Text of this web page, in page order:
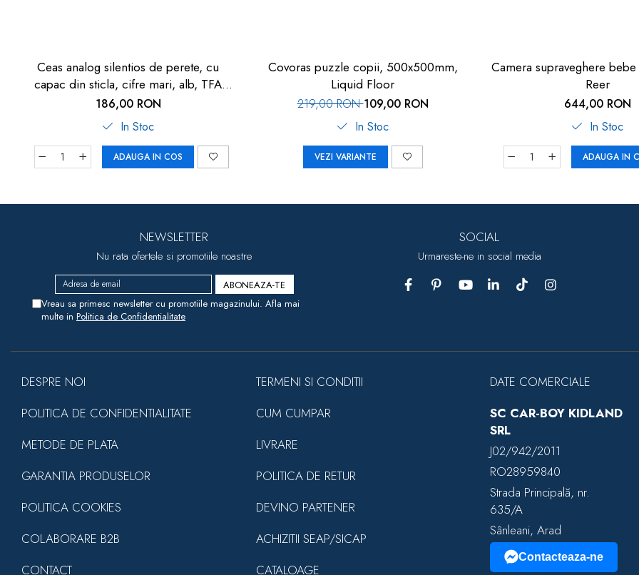
Ceas analog silentios de perete, cu
capac din sticla, cifre mari, alb, TFA
60.3050.02
186,00 RON
In Stoc
ADAUGA IN COS
Covoras puzzle copii, 500x500mm,
Liquid Floor
219,00 RON109,00 RON
In Stoc
VEZI VARIANTE
Camera supraveghere bebe
Reer
644,00 RON
In Stoc
ADAUGA IN
NEWSLETTER
Nu rata ofertele si promotiile noastre
Vreau sa primesc newsletter cu promotiile magazinului. Afla mai
multe in Politica de Confidentialitate
SOCIAL
Urmareste-ne in social media
DESPRE NOI
POLITICA DE CONFIDENTIALITATE
METODE DE PLATA
GARANTIA PRODUSELOR
POLITICA COOKIES
COLABORARE B2B
CONTACT
TERMENI SI CONDITII
CUM CUMPAR
LIVRARE
POLITICA DE RETUR
DEVINO PARTENER
ACHIZITII SEAP/SICAP
CATALOAGE
DATE COMERCIALE
SC CAR-BOY KIDLAND
SRL
J02/942/2011
RO28959840
Strada Principală, nr.
635/A
Sânleani, Arad
Contacteaza-ne